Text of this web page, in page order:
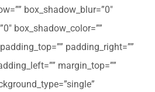
box_shadow_blur=”0″
box_shadow_color=””
padding_right=””
margin_top=””